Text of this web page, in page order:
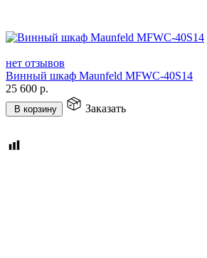
нет отзывов
Винный шкаф Maunfeld MFWC-40S14
25 600 р.
В корзину Заказать